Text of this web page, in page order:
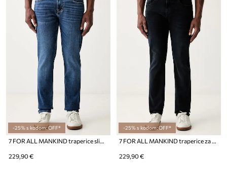
-25% s kodom: OFF*
229,90 €
-25% s kodom: OFF*
229,90 €